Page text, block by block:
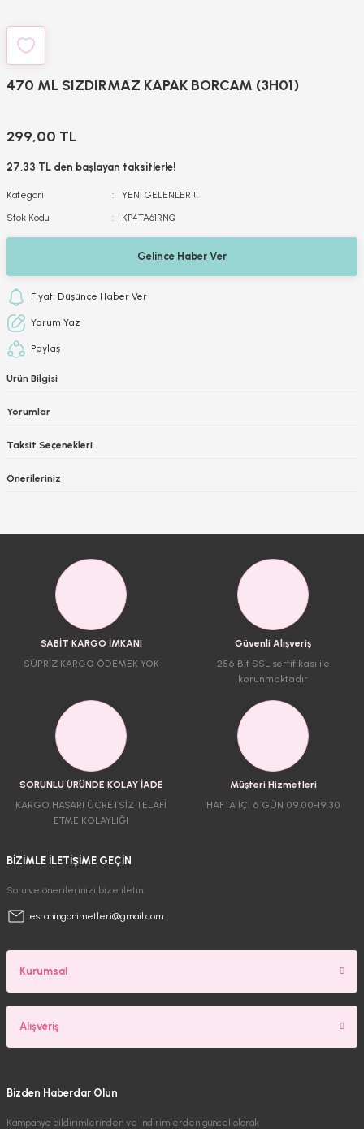
470 ML SIZDIRMAZ KAPAK BORCAM (3H01)
299,00 TL
27,33 TL den başlayan taksitlerle!
Kategori
YENİ GELENLER !!
Stok Kodu
KP4TA61RNQ
Gelince Haber Ver
Fiyatı Düşünce Haber Ver
Yorum Yaz
Paylaş
Ürün Bilgisi
Yorumlar
Taksit Seçenekleri
Önerileriniz
SABİT KARGO İMKANI
SÜPRİZ KARGO ÖDEMEK YOK
Güvenli Alışveriş
256 Bit SSL sertifikası ile
korunmaktadır
SORUNLU ÜRÜNDE KOLAY İADE
KARGO HASARI ÜCRETSİZ TELAFİ
ETME KOLAYLIĞI
Müşteri Hizmetleri
HAFTA İÇİ 6 GÜN 09.00-19.30
BİZİMLE İLETİŞİME GEÇİN
Soru ve önerilerinizi bize iletin.
esraninganimetleri@gmail.com
Kurumsal
Alışveriş
Bizden Haberdar Olun
Kampanya bildirimlerinden ve indirimlerden güncel olarak